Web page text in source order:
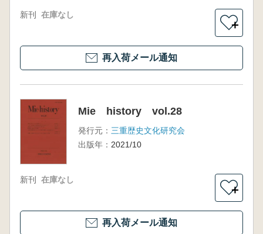
新刊 在庫なし
＋
再入荷メール通知
Mie history vol.28
発行元： 三重歴史文化研究会
出版年： 2021/10
新刊 在庫なし
＋
再入荷メール通知